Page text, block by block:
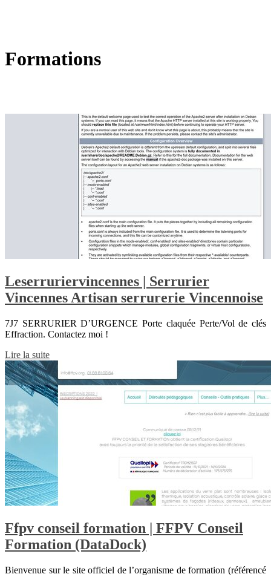
Formations
Leser­ru­riervincen­nes | Serrurier
Vincennes Artisan serrurerie Vincennoise
7J7 SERRURIER D’URGENCE Porte claquée Perte/Vol de clés
Effraction. Contactez moi !
Lire la suite
Ffpv conseil formation | FFPV Conseil
Formation (DataDock)
Bienvenue sur le site officiel de l’organisme de formation (référencé